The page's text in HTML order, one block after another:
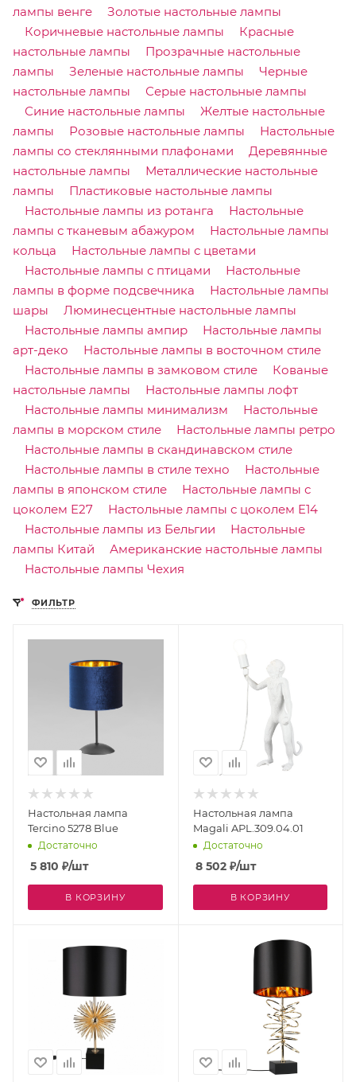
лампы венге
Золотые настольные лампы
Коричневые настольные лампы
Красные
настольные лампы
Прозрачные настольные
лампы
Зеленые настольные лампы
Черные
настольные лампы
Серые настольные лампы
Синие настольные лампы
Желтые настольные
лампы
Розовые настольные лампы
Настольные
лампы со стеклянными плафонами
Деревянные
настольные лампы
Металлические настольные
лампы
Пластиковые настольные лампы
Настольные лампы из ротанга
Настольные
лампы с тканевым абажуром
Настольные лампы
кольца
Настольные лампы с цветами
Настольные лампы с птицами
Настольные
лампы в форме подсвечника
Настольные лампы
шары
Люминесцентные настольные лампы
Настольные лампы ампир
Настольные лампы
арт-деко
Настольные лампы в восточном стиле
Настольные лампы в замковом стиле
Кованые
настольные лампы
Настольные лампы лофт
Настольные лампы минимализм
Настольные
лампы в морском стиле
Настольные лампы ретро
Настольные лампы в скандинавском стиле
Настольные лампы в стиле техно
Настольные
лампы в японском стиле
Настольные лампы с
цоколем E27
Настольные лампы с цоколем E14
Настольные лампы из Бельгии
Настольные
лампы Китай
Американские настольные лампы
Настольные лампы Чехия
ФИЛЬТР
Настольная лампа
Tercino 5278 Blue
Достаточно
5 810 ₽/шт
В КОРЗИНУ
Настольная лампа
Magali APL.309.04.01
Достаточно
8 502₽/шт
В КОРЗИНУ